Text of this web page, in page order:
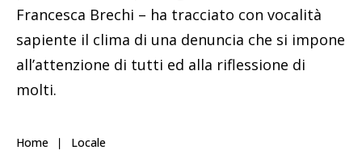
Francesca Brechi – ha tracciato con vocalità
sapiente il clima di una denuncia che si impone
all’attenzione di tutti ed alla riflessione di
molti.
Home Locale